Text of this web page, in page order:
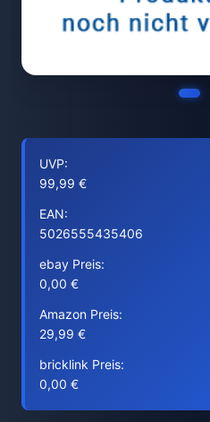
UVP:
99,99 €
EAN:
5026555435406
ebay Preis:
0,00 €
Amazon Preis:
29,99 €
bricklink Preis:
0,00 €